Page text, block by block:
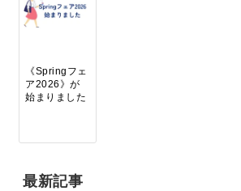
《Springフェ
ア2026》が
始まりました
最新記事